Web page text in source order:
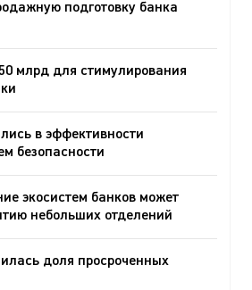
подготовку банка
млрд для стимулирования
в эффективности
безопасности
экосистем банков может
небольших отделений
доля просроченных